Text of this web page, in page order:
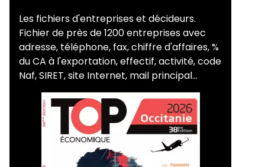
Les fichiers d'entreprises et décideurs.
Fichier de près de 1200 entreprises avec
adresse, téléphone, fax, chiffre d'affaires, %
du CA à l'exportation, effectif, activité, code
Naf, SIRET, site Internet, mail principal...